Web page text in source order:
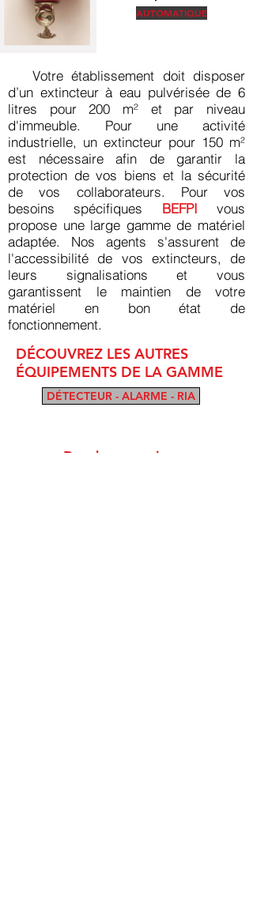
AUTOMATIQUE
Votre établissement doit disposer
d’un extincteur à eau pulvérisée de 6
litres pour 200 m² et par niveau
d'immeuble. Pour une activité
industrielle, un extincteur pour 150 m²
est nécessaire afin de garantir la
protection de vos biens et la sécurité
de vos collaborateurs. Pour vos
besoins spécifiques BEFPI vous
propose une large gamme de matériel
adaptée. Nos agents s'assurent de
l'accessibilité de vos extincteurs, de
leurs signalisations et vous
garantissent le maintien de votre
matériel en bon état de
fonctionnement.
DÉCOUVREZ LES AUTRES
ÉQUIPEMENTS DE LA GAMME
DÉTECTEUR - ALARME - RIA
Douche portative